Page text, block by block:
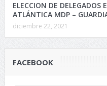
ELECCION DE DELEGADOS
ATLÁNTICA MDP –
diciembre 22, 2021
FACEBOOK